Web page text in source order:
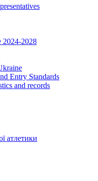
2024-2028
Entry Standards
and records
атлетики